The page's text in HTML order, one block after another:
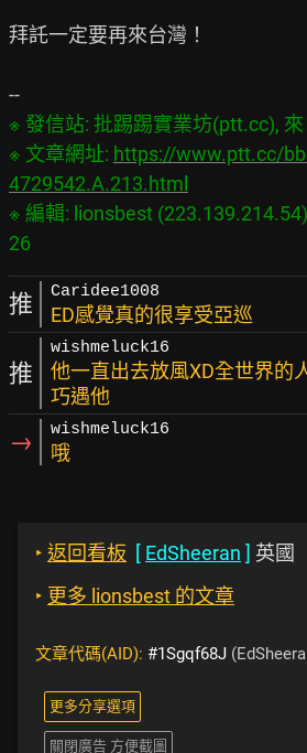
拜託一定要再來台灣！
※ 發信站: 批踢踢實業坊(ptt.cc),
※ 文章網址: https://www.ptt.cc/
4729542.A.213.html
※ 編輯: lionsbest
推 Caridee1008
ED感覺真的很享受亞巡
推
wishmeluck16
他一直出去放風XD全世界的
巧遇他
→ wishmeluck16
哦
‣ 返回看板 [ EdSheeran ] 英國
‣ 更多 lionsbest 的文章
文章代碼(AID): #1Sgqf68J
更多分享選項
關閉廣告 方便截圖